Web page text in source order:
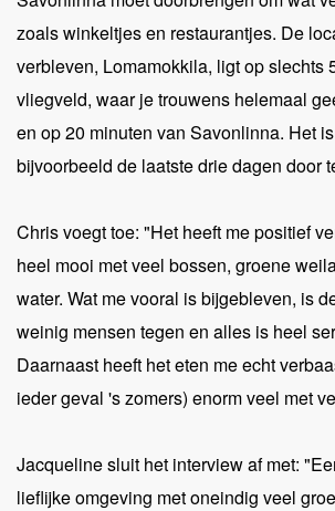
zoals winkeltjes en restaurantjes. De
verbleven, Lomamokkila, ligt op slechts
vliegveld, waar je trouwens helemaal
en op 20 minuten van Savonlinna. Het
bijvoorbeeld de laatste drie dagen door
Chris voegt toe: "Het heeft me positief
heel mooi met veel bossen, groene
water. Wat me vooral is bijgebleven, is
weinig mensen tegen en alles is heel
Daarnaast heeft het eten me echt
ieder geval 's zomers) enorm veel met
Jacqueline sluit het interview af met:
lieflijke omgeving met oneindig veel